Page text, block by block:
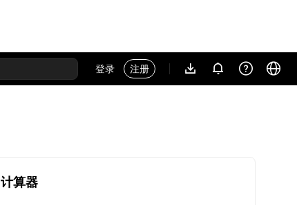
登录 注册
计算器